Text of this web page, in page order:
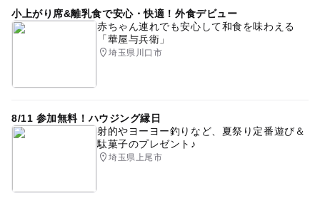
小上がり席&離乳食で安心・快適！外食デビュー
赤ちゃん連れでも安心して和食を味わえる
「華屋与兵衛」
埼玉県川口市
8/11 参加無料！ハウジング縁日
射的やヨーヨー釣りなど、夏祭り定番遊び＆
駄菓子のプレゼント♪
埼玉県上尾市